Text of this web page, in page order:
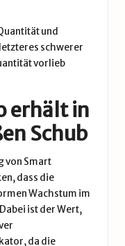
und
schwerer
vorlieb
erhält in
Schub
von Smart
dass die
Wachstum im
ist der Wert,
da die